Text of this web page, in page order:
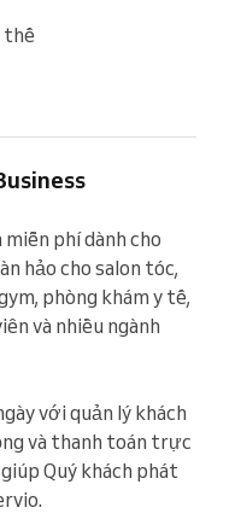
thế
phí dành cho
hảo cho salon tóc,
phòng khám y tế,
và nhiều ngành
với quản lý khách
và thanh toán trực
Quý khách phát